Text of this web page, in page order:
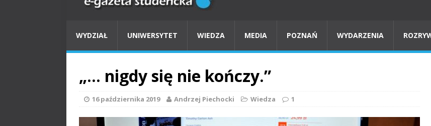
WYDZIAŁ UNIWERSYTET WIEDZA MEDIA POZNAŃ WYDARZENIA
„… nigdy się nie kończy.”
16 października 2019 Andrzej Piechocki Wiedza 1